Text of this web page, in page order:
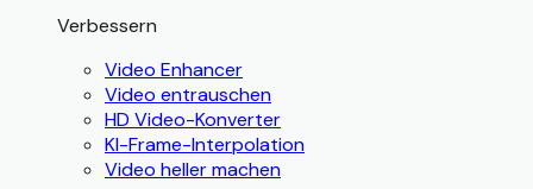
Verbessern
Video Enhancer
Video entrauschen
HD Video-Konverter
KI-Frame-Interpolation
Video heller machen